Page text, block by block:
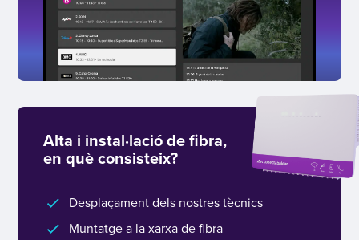
Alta i instal·lació de fibra,
en què consisteix?
Desplaçament dels nostres tècnics
Muntatge a la xarxa de fibra